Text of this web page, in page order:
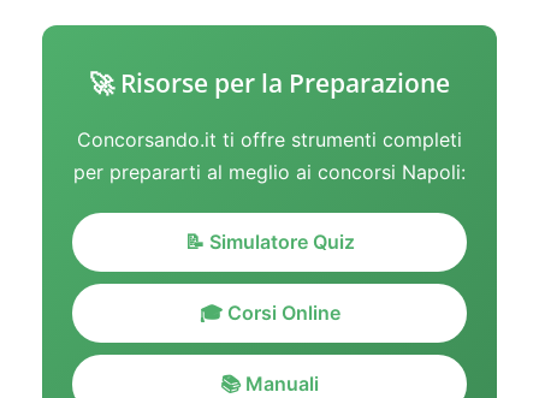
🚀 Risorse per la Preparazione
Concorsando.it ti offre strumenti completi
per prepararti al meglio ai concorsi Napoli:
📝 Simulatore Quiz
🎓 Corsi Online
📚 Manuali